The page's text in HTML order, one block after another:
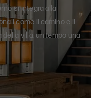
si integra alla
come il camino e il
villa, un tempo una